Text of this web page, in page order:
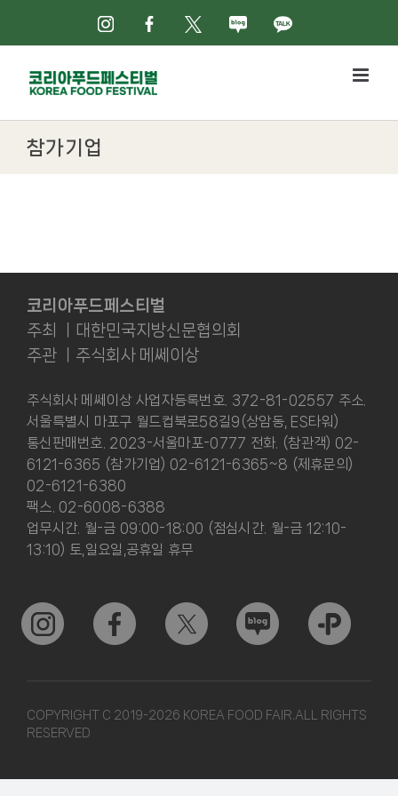
인스타그램
페이스북
X 네이버블로그
카카오톡
참가기업
코리아푸드페스티벌
주최 ㅣ대한민국지방신문협의회
주관 ㅣ주식회사 메쎄이상
주식회사 메쎄이상 사업자등록번호. 372-81-02557 주소.
서울특별시 마포구 월드컵북로58길9(상암동, ES타워)
통신판매번호. 2023-서울마포-0777 전화. (참관객) 02-
6121-6365 (참가기업) 02-6121-6365~8 (제휴문의)
02-6121-6380
팩스. 02-6008-6388
업무시간. 월-금 09:00-18:00 (점심시간. 월-금 12:10-
13:10) 토,일요일,공휴일 휴무
COPYRIGHT C 2019-2026 KOREA FOOD FAIR.ALL RIGHTS
RESERVED